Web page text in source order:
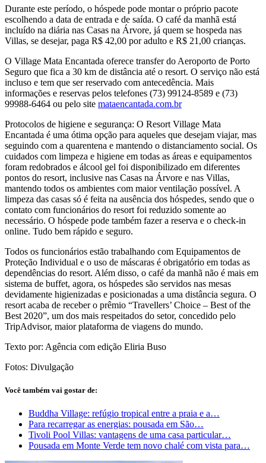
Durante este período, o hóspede pode montar o próprio pacote
escolhendo a data de entrada e de saída. O café da manhã está
incluído na diária nas Casas na Árvore, já quem se hospeda nas
Villas, se desejar, paga R$ 42,00 por adulto e R$ 21,00 crianças.
O Village Mata Encantada oferece transfer do Aeroporto de Porto
Seguro que fica a 30 km de distância até o resort. O serviço não está
incluso e tem que ser reservado com antecedência. Mais
informações e reservas pelos telefones (73) 99124-8589 e (73)
99988-6464 ou pelo site mataencantada.com.br
Protocolos de higiene e segurança: O Resort Village Mata
Encantada é uma ótima opção para aqueles que desejam viajar, mas
seguindo com a quarentena e mantendo o distanciamento social. Os
cuidados com limpeza e higiene em todas as áreas e equipamentos
foram redobrados e álcool gel foi disponibilizado em diferentes
pontos do resort, inclusive nas Casas na Árvore e nas Villas,
mantendo todos os ambientes com maior ventilação possível. A
limpeza das casas só é feita na ausência dos hóspedes, sendo que o
contato com funcionários do resort foi reduzido somente ao
necessário. O hóspede pode também fazer a reserva e o check-in
online. Tudo bem rápido e seguro.
Todos os funcionários estão trabalhando com Equipamentos de
Proteção Individual e o uso de máscaras é obrigatório em todas as
dependências do resort. Além disso, o café da manhã não é mais em
sistema de buffet, agora, os hóspedes são servidos nas mesas
devidamente higienizadas e posicionadas a uma distância segura. O
resort acaba de receber o prêmio “Travellers’ Choice – Best of the
Best 2020”, um dos mais respeitados do setor, concedido pelo
TripAdvisor, maior plataforma de viagens do mundo.
Texto por: Agência com edição Eliria Buso
Fotos: Divulgação
Você também vai gostar de:
Buddha Village: refúgio tropical entre a praia e a…
Para recarregar as energias: pousada em São…
Tivoli Pool Villas: vantagens de uma casa particular…
Pousada em Monte Verde tem novo chalé com vista para…